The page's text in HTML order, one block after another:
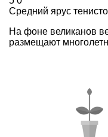
Средний ярус
На фоне великанов
размещают